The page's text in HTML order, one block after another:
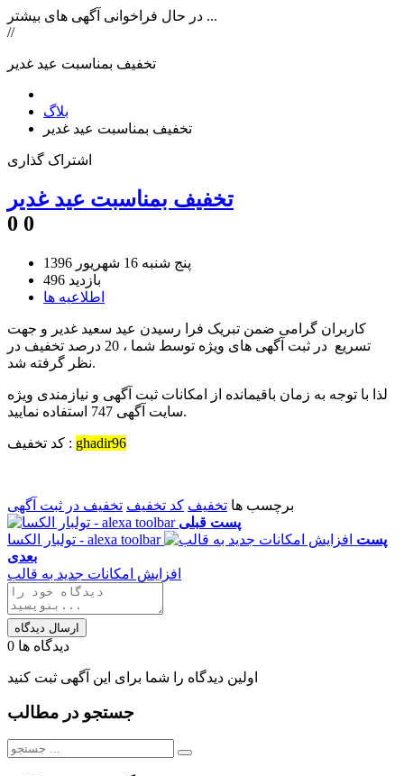
در حال فراخوانی آگهی های بیشتر ...
//
تخفیف بمناسبت عید غدیر
بلاگ
تخفیف بمناسبت عید غدیر
اشتراک گذاری
تخفیف بمناسبت عید غدیر
0 0
پنج شنبه 16 شهریور 1396
496 بازدید
اطلاعیه ها
کاربران گرامی ضمن تبریک فرا رسیدن عید سعید غدیر و جهت
تسریع در ثبت آگهی های ویژه توسط شما ، 20 درصد تخفیف در
نظر گرفته شد.
لذا با توجه به زمان باقیمانده از امکانات ثبت آگهی و نیازمندی ویژه
سایت آگهی 747 استفاده نمایید.
کد تخفیف : ghadir96
برچسب ها تخفیف کد تخفیف تخفیف در ثبت آگهی
پست قبلی
تولبار الکسا - alexa toolbar
پست
بعدی
افزایش امکانات جدید به قالب
ارسال دیدگاه
دیدگاه ها 0
اولین دیدگاه را شما برای این آگهی ثبت کنید
جستجو در مطالب